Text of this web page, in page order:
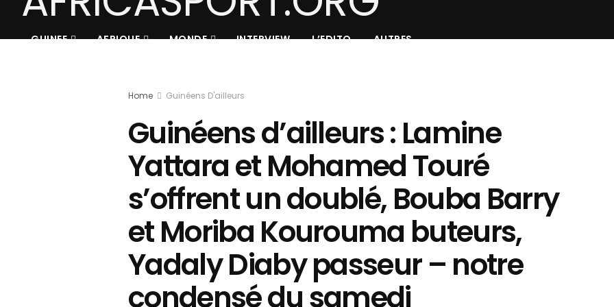
GUINEE AFRIQUE MONDE INTERVIEW L’EDITO AUTRES
Home Guinéens D'ailleurs
Guinéens d’ailleurs : Lamine
Yattara et Mohamed Touré
s’offrent un doublé, Bouba Barry
et Moriba Kourouma buteurs,
Yadaly Diaby passeur – notre
condensé du samedi